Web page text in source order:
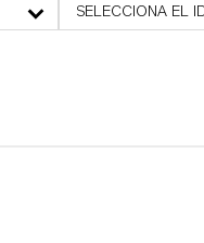
SELECCIONA EL